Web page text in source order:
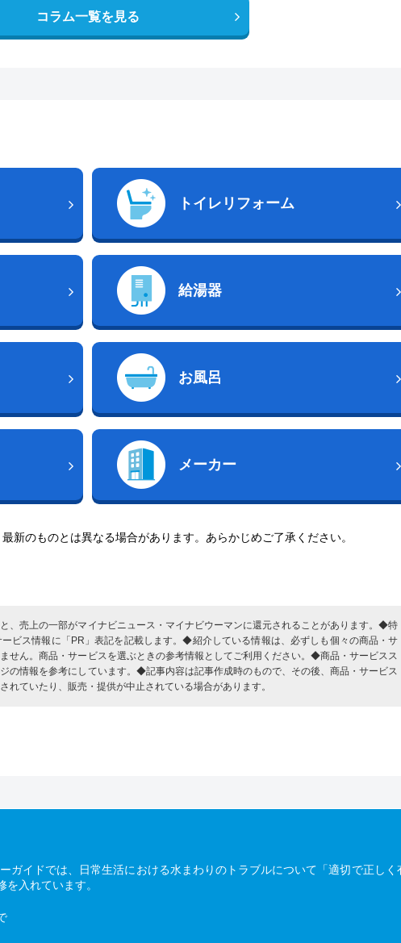
コラム一覧を見る
トイレリフォーム
給湯器
お風呂
メーカー
新のものとは異なる場合があります。あらかじめご了承ください。
、売上の一部がマイナビニュース・マイナビウーマンに還元されることがあります。◆特
ビス情報に「PR」表記を記載します。◆紹介している情報は、必ずしも個々の商品・サ
せん。商品・サービスを選ぶときの参考情報としてご利用ください。◆商品・サービスス
の情報を参考にしています。◆記事内容は記事作成時のもので、その後、商品・サービス
ていたり、販売・提供が中止されている場合があります。
ガイドでは、日常生活における水まわりのトラブルについて「適切で正し
入れています。